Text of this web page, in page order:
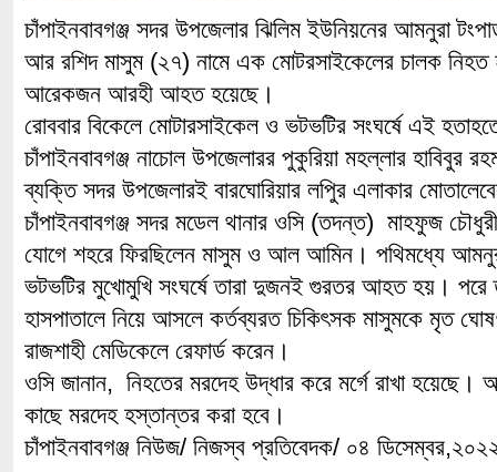
চাঁপাইনবাবগঞ্জ সদর উপজেলার ঝিলিম ইউনিয়নের আমনুরা
আর রশিদ মাসুম (২৭) নামে এক মোটরসাইকেলের চালক
আরেকজন আরহী আহত হয়েছে।
রোববার বিকেলে মোটারসাইকেল ও ভটভটির সংঘর্ষে এই
চাঁপাইনবাবগঞ্জ নাচোল উপজেলারর পুকুরিয়া মহল্লার
ব্যক্তি সদর উপজেলারই বারঘোরিয়ার লপিুর এলাকার
চাঁপাইনবাবগঞ্জ সদর মডেল থানার ওসি (তদন্ত) মাহফুজ
যোগে শহরে ফিরছিলেন মাসুম ও আল আমিন। পথিমধ্যে
ভটভটির মুখোমুখি সংঘর্ষে তারা দুজনই গুরতর আহত হয়। পরে
হাসপাতালে নিয়ে আসলে কর্তব্যরত চিকিৎসক মাসুমকে মৃত
রাজশাহী মেডিকেলে রেফার্ড করেন।
ওসি জানান, নিহতের মরদেহ উদ্ধার করে মর্গে রাখা হয়েছে।
কাছে মরদেহ হস্তান্তর করা হবে।
চাঁপাইনবাবগঞ্জ নিউজ/ নিজস্ব প্রতিবেদক/ ০৪